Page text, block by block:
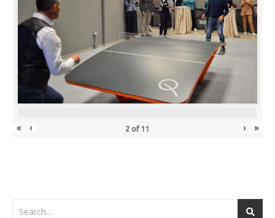
« ‹ 2 of 11 › »